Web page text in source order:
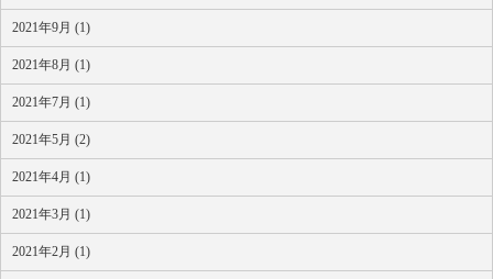
2021年9月 (1)
2021年8月 (1)
2021年7月 (1)
2021年5月 (2)
2021年4月 (1)
2021年3月 (1)
2021年2月 (1)